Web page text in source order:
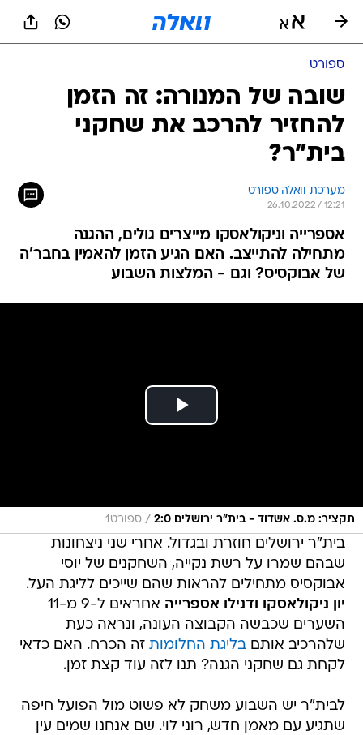
ספורט
שובה של המנורה: זה הזמן
להחזיר להרכב את שחקני
בית"ר?
מערכת וואלה ספורט
26.10.2022 / 12:21
אספרייה וניקולאסקו מייצרים גולים, ההגנה
מתחילה להתייצב. האם הגיע הזמן להאמין בחבר'ה
של אבוקסיס? וגם - המלצות השבוע
תקציר: מ.ס. אשדוד - בית"ר ירושלים 2:0 / ספורט1
בית"ר ירושלים חוזרת ובגדול. אחרי שני ניצחונות
שבהם שמרו על רשת נקייה, השחקנים של יוסי
אבוקסיס מתחילים להראות שהם שייכים לליגת העל.
יון ניקולאסקו ודנילו אספרייה
אחראים ל-9 מ-11
השערים שכבשה הקבוצה העונה, ונראה כעת
שלהרכיב אותםבליגת החלומות זה הכרח. האם כדאי
לקחת גם שחקני הגנה? תנו לזה עוד קצת זמן.
לבית"ר יש השבוע משחק לא פשוט מול הפועל חיפה
שתגיע עם מאמן חדש, רוני לוי. שם אנחנו שמים עין